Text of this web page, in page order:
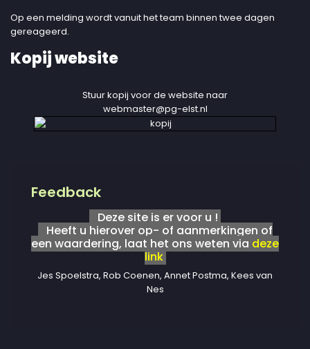
Op een melding wordt vanuit het team binnen twee dagen
gereageerd.
Kopij website
Stuur kopij voor de website naar
webmaster@pg-elst.nl
Feedback
Deze site is er voor u !
Heeft u hierover op- of aanmerkingen of
een waardering, laat het ons weten via deze
link
Jes Spoelstra, Rob Coenen, Annet Postma, Kees van
Nes